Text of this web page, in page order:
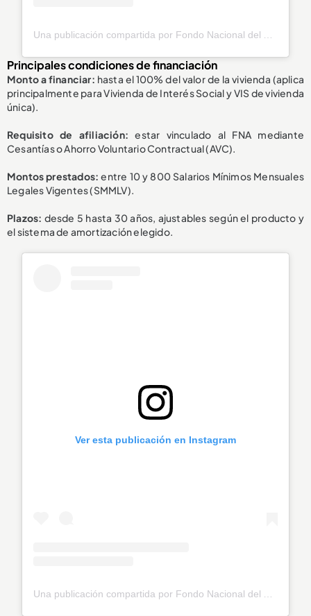
Una publicación compartida por Fondo Nacional del Ahorro (@fnaahorro)
Principales condiciones de financiación
Monto a financiar: hasta el 100% del valor de la vivienda (aplica
principalmente para Vivienda de Interés Social y VIS de vivienda
única).
Requisito de afiliación:estar vinculado al FNA mediante
Cesantías o Ahorro Voluntario Contractual (AVC).
Montos prestados:entre 10 y 800 Salarios Mínimos Mensuales
Legales Vigentes (SMMLV).
Plazos: desde 5 hasta 30 años, ajustables según el producto y
el sistema de amortización elegido.
Ver esta publicación en Instagram